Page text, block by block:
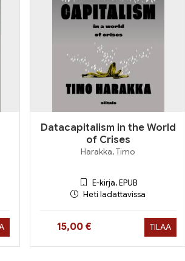
Datacapitalism in the World
of Crises
Harakka, Timo
E-kirja, EPUB
Heti ladattavissa
Hinta nyt
15,00 € TILAA